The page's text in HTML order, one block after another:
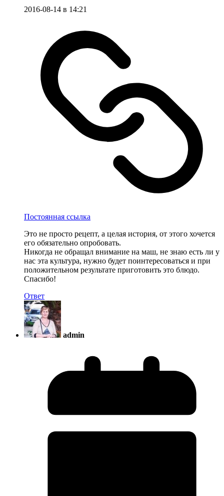
2016-08-14 в 14:21
Постоянная ссылка
Это не просто рецепт, а целая история, от этого хочется
его обязательно опробовать.
Никогда не обращал внимание на маш, не знаю есть ли у
нас эта культура, нужно будет поинтересоваться и при
положительном результате приготовить это блюдо.
Спасибо!
Ответ
admin